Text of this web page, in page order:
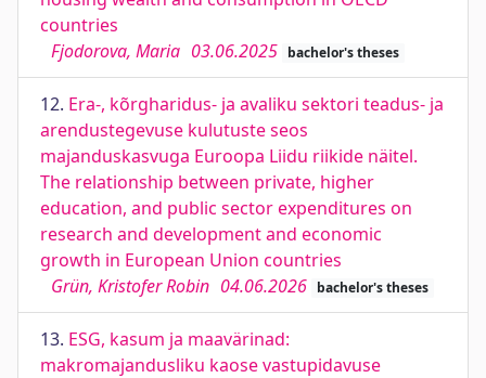
countries
Fjodorova, Maria 03.06.2025 bachelor's theses
12. Era-, kõrgharidus- ja avaliku sektori teadus- ja
arendustegevuse kulutuste seos
majanduskasvuga Euroopa Liidu riikide näitel.
The relationship between private, higher
education, and public sector expenditures on
research and development and economic
growth in European Union countries
Grün, Kristofer Robin 04.06.2026 bachelor's theses
13. ESG, kasum ja maavärinad:
makromajandusliku kaose vastupidavuse